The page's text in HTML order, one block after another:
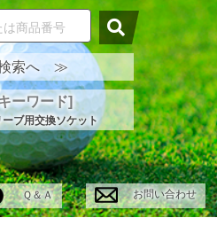
索へ ≫
ーワード]
ーブ用交換ソケット
Ｑ＆Ａ お問い合わせ